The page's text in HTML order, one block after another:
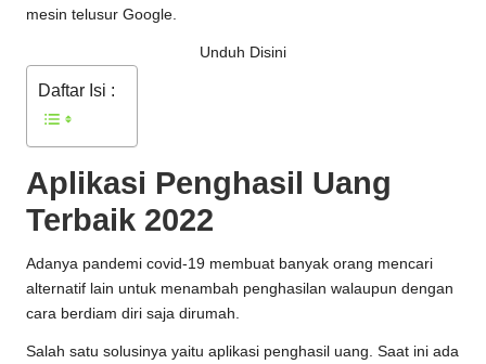
mesin telusur Google.
Unduh Disini
Daftar Isi :
Aplikasi Penghasil Uang
Terbaik 2022
Adanya pandemi covid-19 membuat banyak orang mencari
alternatif lain untuk menambah penghasilan walaupun dengan
cara berdiam diri saja dirumah.
Salah satu solusinya yaitu aplikasi penghasil uang. Saat ini ada